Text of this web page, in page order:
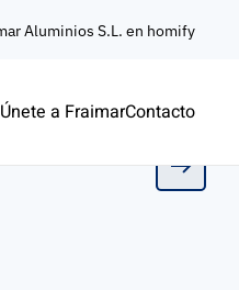
Únete a FraimarContacto